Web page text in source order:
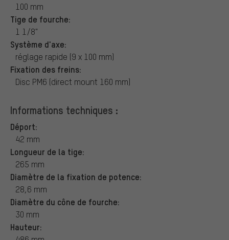
100 mm
Tige de fourche:
1 1/8"
Système d'axe:
réglage rapide (9 x 100 mm)
Fixation des freins:
Disc PM6 (direct mount 160 mm)
Informations techniques :
Déport:
42 mm
Longueur de la tige:
265 mm
Diamètre de la fixation de potence:
28,6 mm
Diamètre du cône de fourche:
30 mm
Hauteur: